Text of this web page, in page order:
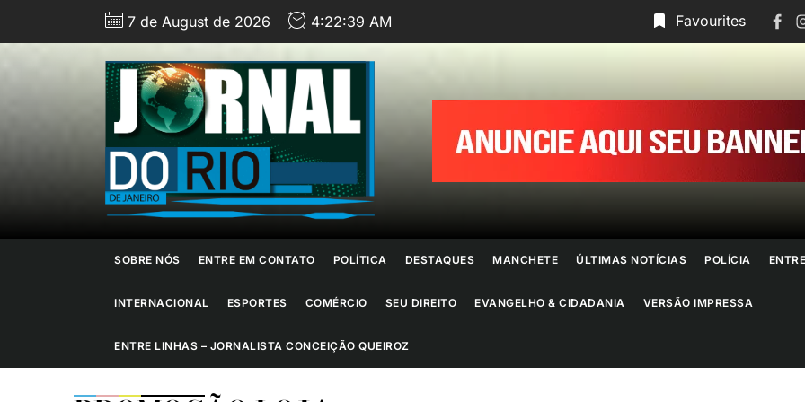
7 de August de 2026 4:22:40 AM Favourites
Jornal
do
Rio
de
Janeiro
SOBRE NÓS ENTRE EM CONTATO POLÍTICA DESTAQUES MANCHETE ÚLTIMAS NOTÍCIAS POLÍCIA
INTERNACIONAL ESPORTES COMÉRCIO SEU DIREITO EVANGELHO & CIDADANIA VERSÃO IMPRESSA
ENTRE LINHAS – JORNALISTA CONCEIÇÃO QUEIROZ